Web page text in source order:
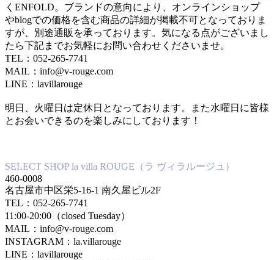
くENFOLD。ブランドの意向により、オンラインショップ
やblogでの価格を含む商品の詳細が掲載不可となっておりま
すが、別途通販を承っております。気になる点がございまし
たら下記までお気軽にお問い合わせくださいませ。
TEL：052-265-7741
MAIL：info@v-rouge.com
LINE：lavillarouge
明日、火曜日は定休日となっております。また水曜日に皆様
とお会いできるのを楽しみにしております！
SELECT SHOP la villa ROUGE（ラ ヴィラルージュ）
460-0008
名古屋市中区栄5-16-1 南久屋ビル2F
TEL：052-265-7741
11:00-20:00（closed Tuesday）
MAIL：info@v-rouge.com
INSTAGRAM：la.villarouge
LINE：lavillarouge